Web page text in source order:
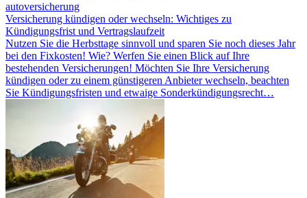
autoversicherung
Versicherung kündigen oder wechseln: Wichtiges zu
Kündigungsfrist und Vertragslaufzeit
Nutzen Sie die Herbsttage sinnvoll und sparen Sie noch dieses Jahr
bei den Fixkosten! Wie? Werfen Sie einen Blick auf Ihre
bestehenden Versicherungen! Möchten Sie Ihre Versicherung
kündigen oder zu einem günstigeren Anbieter wechseln, beachten
Sie Kündigungsfristen und etwaige Sonderkündigungsrecht…